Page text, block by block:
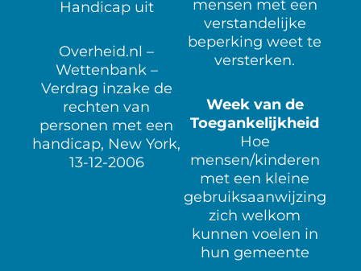
Handicap uit
Overheid.nl –
Wettenbank –
Verdrag inzake de
rechten van
personen met een
handicap, New York,
13-12-2006
mensen met een
verstandelijke
beperking weet te
versterken.
Week van de
Toegankelijkheid
Hoe
mensen/kinderen
met een kleine
gebruiksaanwijzing
zich welkom
kunnen voelen in
hun gemeente